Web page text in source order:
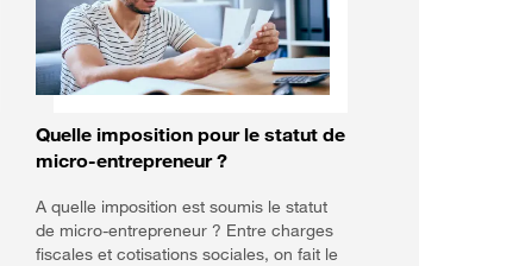
Quelle imposition pour le statut de
micro-entrepreneur ?
A quelle imposition est soumis le statut
de micro-entrepreneur ? Entre charges
fiscales et cotisations sociales, on fait le